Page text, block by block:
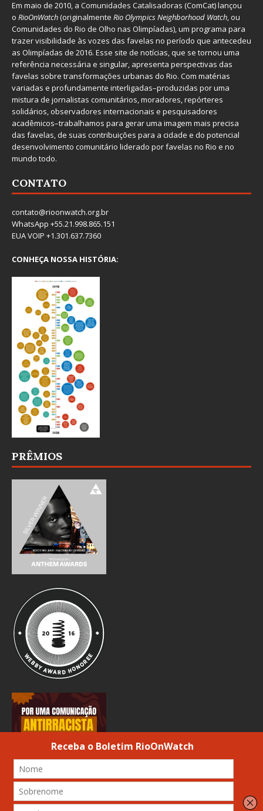
Em maio de 2010, a Comunidades Catalisadoras (ComCat) lançou
o RioOnWatch(originalmente Rio Olympics Neighborhood Watch, ou
Comunidades do Rio de Olho nas Olimpíadas), um programa para
trazer visibilidade às vozes das favelas no período que antecedeu
as Olimpíadas de 2016. Esse site de notícias, que se tornou uma
referência necessária e singular, apresenta perspectivas das
favelas sobre transformações urbanas do Rio. Com matérias
variadas e profundamente interligadas–produzidas por uma
mistura de jornalistas comunitários, moradores, repórteres
solidários, observadores internacionais e pesquisadores
acadêmicos–trabalhamos para gerar uma imagem mais precisa
das favelas, de suas contribuições para a cidade e do potencial
desenvolvimento comunitário liderado por favelas no Rio e no
mundo todo.
CONTATO
contato@rioonwatch.org.br
WhatsApp +55.21.998.865.151
EUA VOIP +1.301.637.7360
CONHEÇA NOSSA HISTÓRIA:
PRÊMIOS